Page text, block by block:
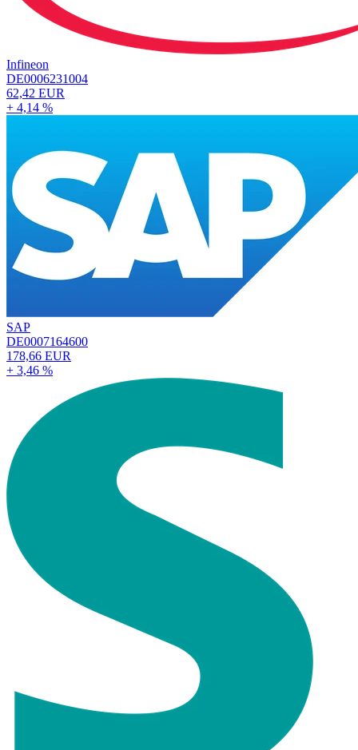
Infineon
DE0006231004
62,42 EUR
+ 4,14 %
SAP
DE0007164600
178,66 EUR
+ 3,46 %